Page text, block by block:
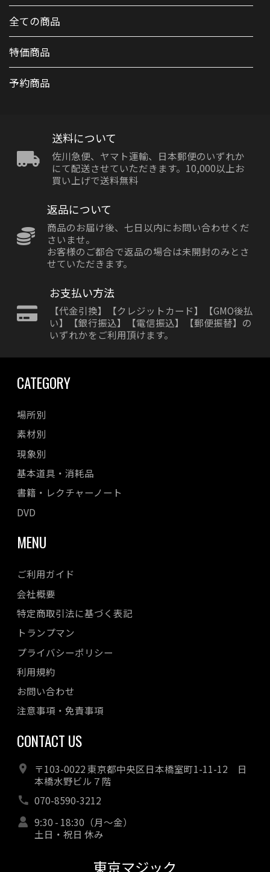
全ての商品
特価商品
予約商品
送料について
佐川急便、ヤマト運輸、日本郵便のいずれか
にて配送させていただきます。10,000以上お
買い上げで送料無料
返品について
商品のお届け後、七日以内にお問い合わせくだ
さいませ。
お客様のご都合で返品の場合は未開封のみとさ
せていただきます。
お支払い方法
【代金引換】【クレジットカード】【GMO後払
い】【銀行振込】【電信振込】【郵便振替】の
いずれかをご利用頂けます。
CATEGORY
場所別
素材別
現象別
基本道具・消耗品
書籍・レクチャーノート
DVD
MENU
ご利用ガイド
会社概要
特定商取引法に基づく表記
トランプマン
プライバシーポリシー
利用規約
お問い合わせ
注意事項・免責事項
CONTACT US
〒103-0022 東京都中央区日本橋室町1-11-12 日
本橋水野ビル７階
070-8590-3212
9:30 - 18:30（月～金）
土日・祝日 休み
東京マジック